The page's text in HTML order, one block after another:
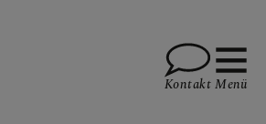
Kontakt Menü